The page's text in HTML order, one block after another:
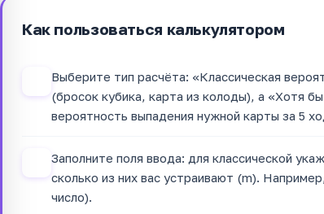
Как пользоваться калькулятором
Выберите тип расчёта: «Классическая
(бросок кубика, карта из колоды), а «Хотя
вероятность выпадения нужной карты за 5
Заполните поля ввода: для классической
сколько из них вас устраивают (m).
число).